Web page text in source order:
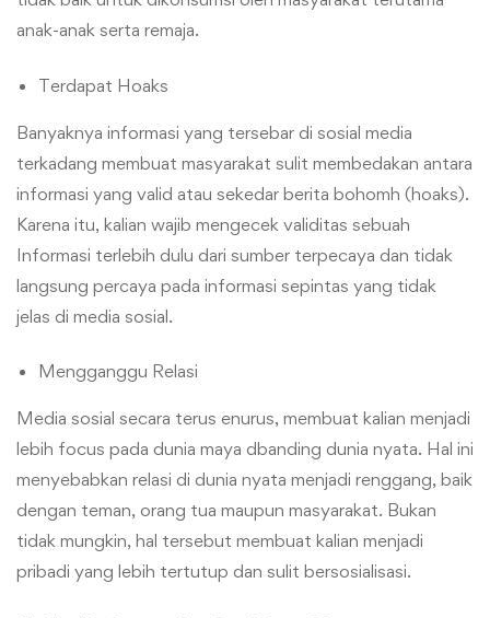
anak-anak serta remaja.
Terdapat Hoaks
Banyaknya informasi yang tersebar di sosial media
terkadang membuat masyarakat sulit membedakan antara
informasi yang valid atau sekedar berita bohomh (hoaks).
Karena itu, kalian wajib mengecek validitas sebuah
Informasi terlebih dulu dari sumber terpecaya dan tidak
langsung percaya pada informasi sepintas yang tidak
jelas di media sosial.
Mengganggu Relasi
Media sosial secara terus enurus, membuat kalian menjadi
lebih focus pada dunia maya dbanding dunia nyata. Hal ini
menyebabkan relasi di dunia nyata menjadi renggang, baik
dengan teman, orang tua maupun masyarakat. Bukan
tidak mungkin, hal tersebut membuat kalian menjadi
pribadi yang lebih tertutup dan sulit bersosialisasi.